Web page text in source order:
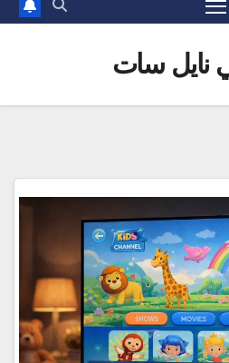
نايل سات